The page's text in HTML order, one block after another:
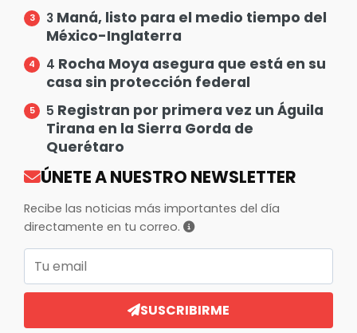
3 Maná, listo para el medio tiempo del
México-Inglaterra
4 Rocha Moya asegura que está en su
casa sin protección federal
5 Registran por primera vez un Águila
Tirana en la Sierra Gorda de
Querétaro
ÚNETE A NUESTRO NEWSLETTER
Recibe las noticias más importantes del día
directamente en tu correo.
Correo electrónico
SUSCRIBIRME